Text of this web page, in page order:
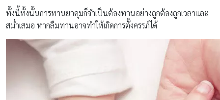
ทั้งนี้ทั้งนั้นการทานยาคุมก็จำเป็นต้องทานอย่างถูกต้องถูกเวลาและ
สม่ำเสมอ หากลืมทานอาจทำให้เกิดการตั้งครรภ์ได้